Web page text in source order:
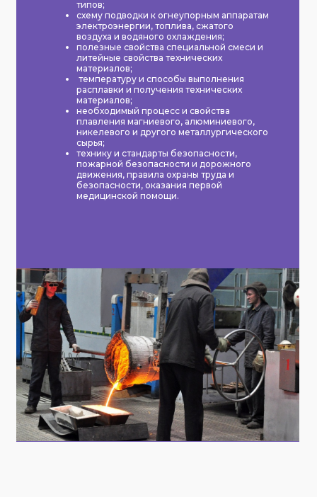
типов;
схему подводки к огнеупорным аппаратам
электроэнергии, топлива, сжатого
воздуха и водяного охлаждения;
полезные свойства специальной смеси и
литейные свойства технических
материалов;
температуру и способы выполнения
расплавки и получения технических
материалов;
необходимый процесс и свойства
плавления магниевого, алюминиевого,
никелевого и другого металлургического
сырья;
технику и стандарты безопасности,
пожарной безопасности и дорожного
движения, правила охраны труда и
безопасности, оказания первой
медицинской помощи.